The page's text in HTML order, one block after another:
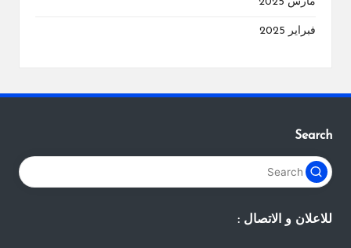
فبراير 2025
Search
للاعلان و الاتصال :